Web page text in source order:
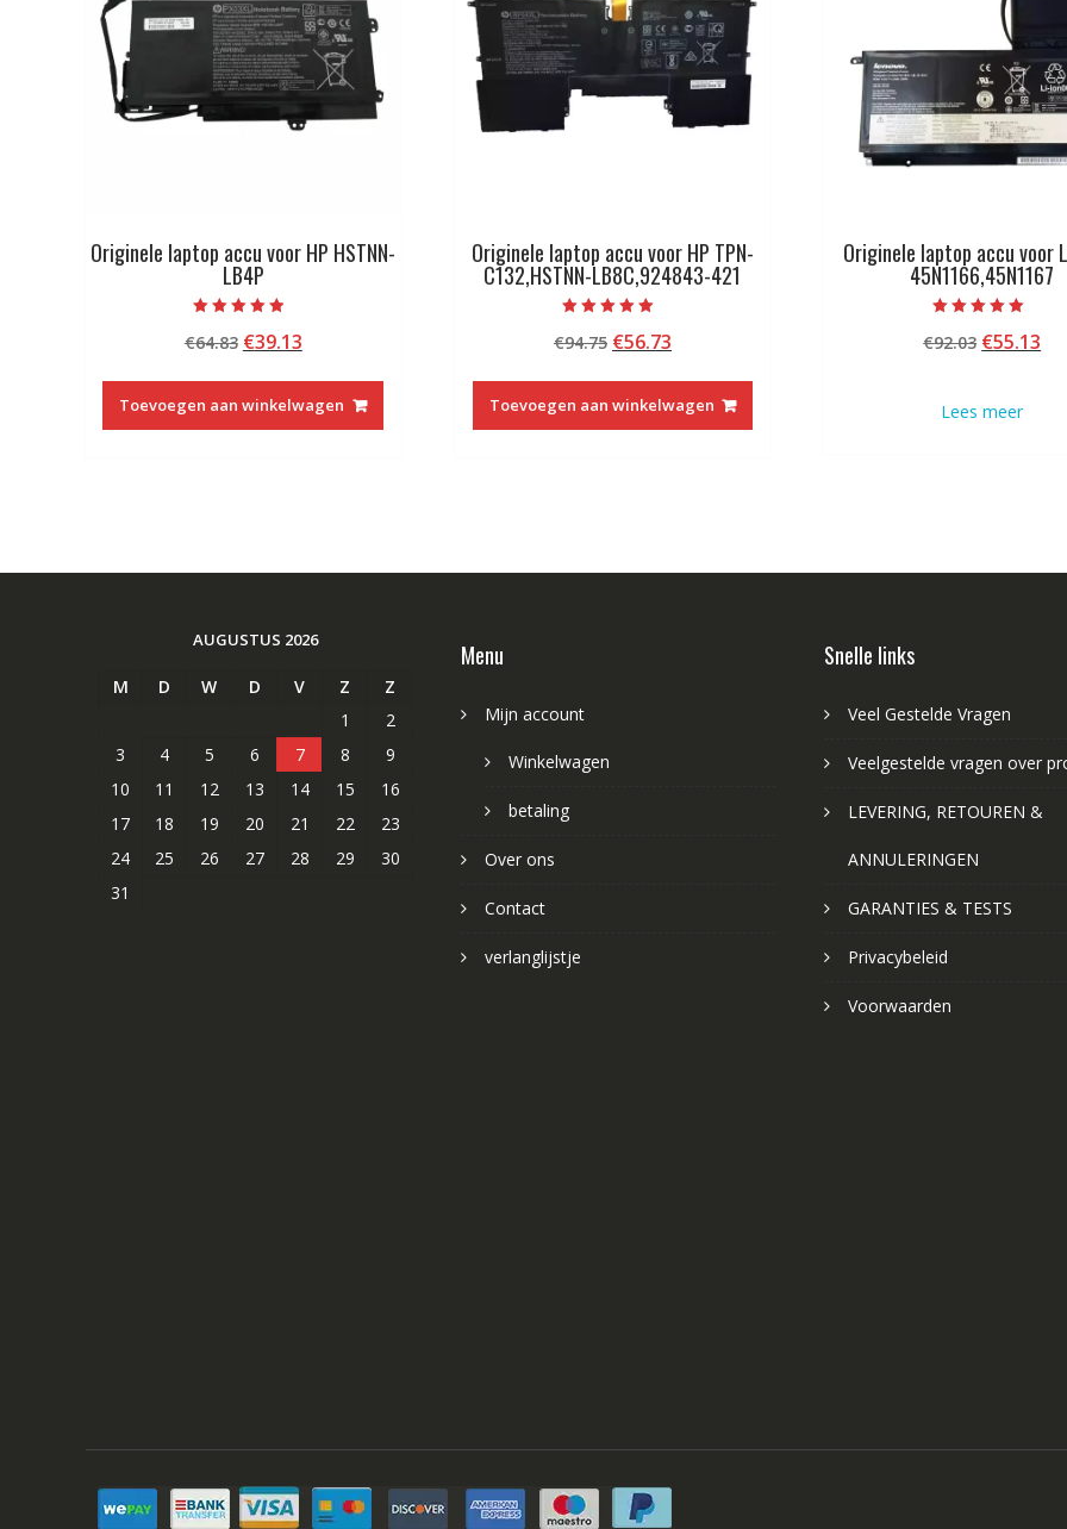
Originele laptop accu voor HP HSTNN-
LB4P
met
4.50
€64.83 Oorspronkelijke
was:
€64.83.
€39.13Huidige
€39.13.
Toevoegen aan winkelwagen
Originele laptop accu voor HP TPN-
C132,HSTNN-LB8C,924843-421
5.00
van 5
€94.75 Oorspronkelijke
was:
€94.75.
€56.73Huidige
€56.73.
Toevoegen aan winkelwagen
Originele laptop accu voor
45N1166,45N1167
5.00
van 5
€92.03
€92.03.
€55.13
Lees meer
AUGUSTUS 2026
M D W D V Z
Z
1
2
3
4 5 6 7 8
9
10
11 12 13 14 15
16
17
18 19 20 21 22
23
24
25 26 27 28 29
30
31
Menu
Mijn account
Winkelwagen
betaling
Over ons
Contact
verlanglijstje
Snelle links
Veel Gestelde Vragen
Veelgestelde vragen over
LEVERING, RETOUREN &
ANNULERINGEN
GARANTIES & TESTS
Privacybeleid
Voorwaarden